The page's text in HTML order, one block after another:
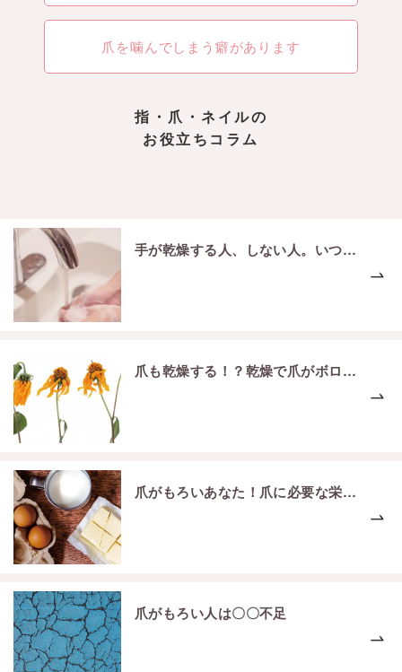
爪を噛んでしまう癖があります
指・爪・ネイルの
お役立ちコラム
手が乾燥する人、しない人。いつもの手洗いに違いが！？
爪も乾燥する！？乾燥で爪がボロボロに…
爪がもろいあなた！爪に必要な栄養が足りてない！ ？
爪がもろい人は〇〇不足